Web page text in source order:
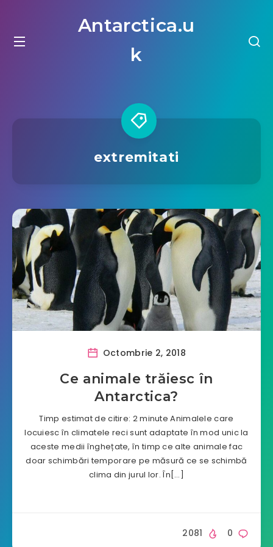
Antarctica.u
k
extremitati
Octombrie 2, 2018
Ce animale trăiesc în
Antarctica?
Timp estimat de citire: 2 minute Animalele care
locuiesc în climatele reci sunt adaptate în mod unic la
aceste medii înghețate, în timp ce alte animale fac
doar schimbări temporare pe măsură ce se schimbă
clima din jurul lor. În[…]
0
2081